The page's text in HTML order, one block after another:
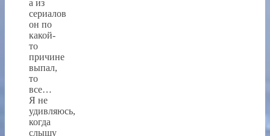
а из
сериалов
он по
какой-
то
причине
выпал,
то
все…
Я не
удивляюсь,
когда
слышу